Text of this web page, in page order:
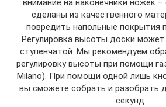
внимание на наконечники ножек
сделаны из качественного
повредить напольные покрытия
Регулировка высоты доски
ступенчатой. Мы рекомендуем
регулировку высоты при помощи
Milano). При помощи одной лишь
вы сможете собрать и разобрать
секунд.